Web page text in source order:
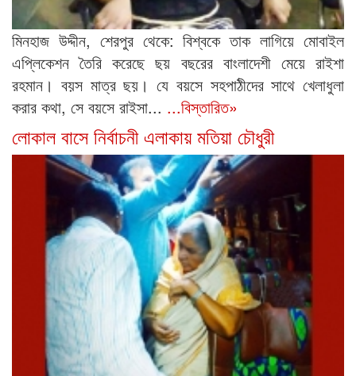
মিনহাজ উদ্দীন, শেরপুর থেকে: বিশ্বকে তাক লাগিয়ে মোবাইল
এপ্লিকেশন তৈরি করেছে ছয় বছরের বাংলাদেশী মেয়ে রাইশা
রহমান। বয়স মাত্র ছয়। যে বয়সে সহপাঠীদের সাথে খেলাধুলা
করার কথা, সে বয়সে রাইসা... ...বিস্তারিত»
লোকাল বাসে নির্বাচনী এলাকায় মতিয়া চৌধুরী